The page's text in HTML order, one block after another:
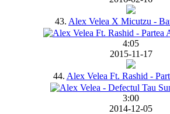
43. Alex Velea X Micutzu -
4:05
2015-11-17
44. Alex Velea Ft. Rashid -
3:00
2014-12-05